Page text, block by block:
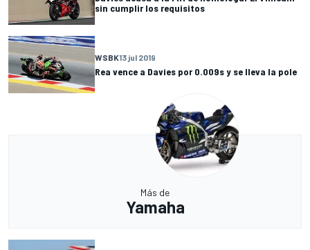
sin cumplir los requisitos
WSBK13 jul 2019
Rea vence a Davies por 0.009s y se lleva la pole
Más de
Yamaha